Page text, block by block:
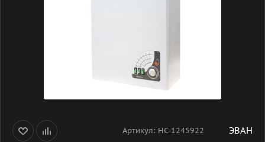
Артикул: НС-1245922 ЭВАН